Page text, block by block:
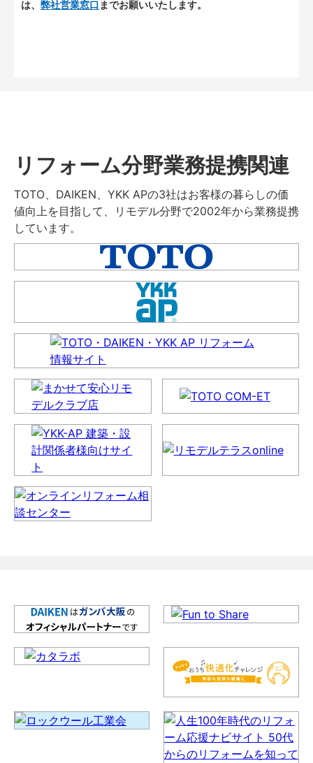
は、 弊社営業窓口 までお願いいたします。
リフォーム分野業務提携関連
TOTO、DAIKEN、YKK APの3社はお客様の暮らしの価
値向上を目指して、リモデル分野で2002年から業務提携
しています。